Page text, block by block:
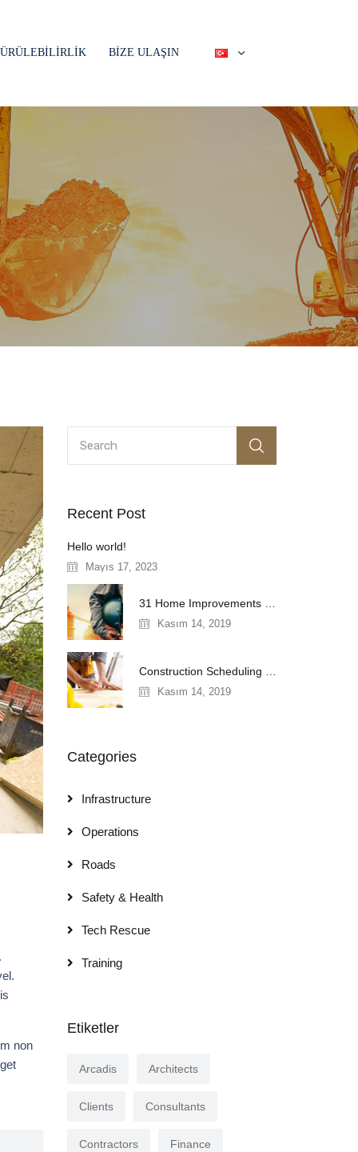
BİZE ULAŞIN
non
Recent Post
Hello world!
Mayıs 17, 2023
Kasım 14, 2019
Kasım 14, 2019
Categories
Infrastructure
Operations
Roads
Safety & Health
Tech Rescue
Training
Etiketler
Arcadis Architects
Clients Consultants
Contractors Finance